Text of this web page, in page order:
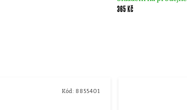
365 Kč
Kód: 8855401